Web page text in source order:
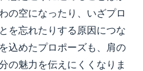
の空になったり、いざプロ
を忘れたりする原因につな
込めたプロポーズも、肩の
の魅力を伝えにくくなりま